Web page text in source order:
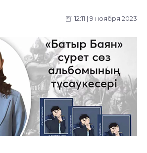
12:11 | 9 ноября 2023